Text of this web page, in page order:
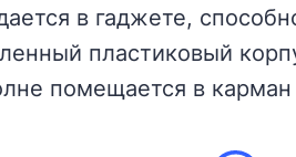
в гаджете,
пластиковый
помещается в карман